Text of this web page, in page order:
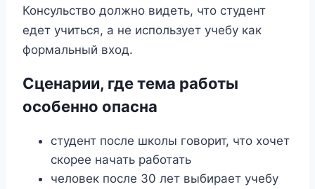
Консульство должно видеть, что студент
едет учиться, а не использует учебу как
формальный вход.
Сценарии, где тема работы
особенно опасна
студент после школы говорит, что хочет
скорее начать работать
человек после 30 лет выбирает учебу